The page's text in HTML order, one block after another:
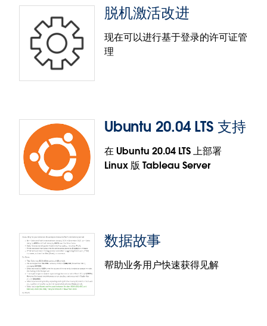
性。这项更新让更多的表能够使用增量刷新功能，从
而提高了可用性。
视图加速建议服务
向管理员和工作簿所有者提供建议，让他们能够更轻
松地决定加速哪些视图，并在优化资源时优先考虑最
能从加速中受益的视图。加载较慢的视图（>2.5 秒）
和访问次数最多的视图排名最高。
脱机激活改进
现在可以进行基于登录的许可证管
理
脱机激活改进
激活 Tableau Server 后，离线环境中的管理员现在可
以使用基于登录的许可证管理 (LBLM) 来激活用户。增
强的离线激活解决方案让您能够以更加高效和可扩展
Ubuntu 20.04 LTS 支持
在 Ubuntu 20.04 LTS 上部署
Linux 版 Tableau Server
Ubuntu 20.04 LTS 支持
Linux 版 Tableau Server 现在支持 Ubuntu 20.04 LTS
发行版。
数据故事
帮助业务用户快速获得见解